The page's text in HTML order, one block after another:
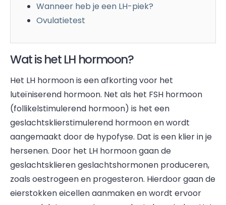
Wanneer heb je een LH-piek?
Ovulatietest
Wat is het LH hormoon?
Het LH hormoon is een afkorting voor het
luteïniserend hormoon. Net als het FSH hormoon
(follikelstimulerend hormoon) is het een
geslachtsklierstimulerend hormoon en wordt
aangemaakt door de hypofyse. Dat is een klier in je
hersenen. Door het LH hormoon gaan de
geslachtsklieren geslachtshormonen produceren,
zoals oestrogeen en progesteron. Hierdoor gaan de
eierstokken eicellen aanmaken en wordt ervoor